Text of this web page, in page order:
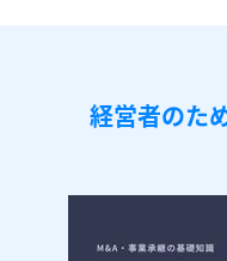
経営者のた